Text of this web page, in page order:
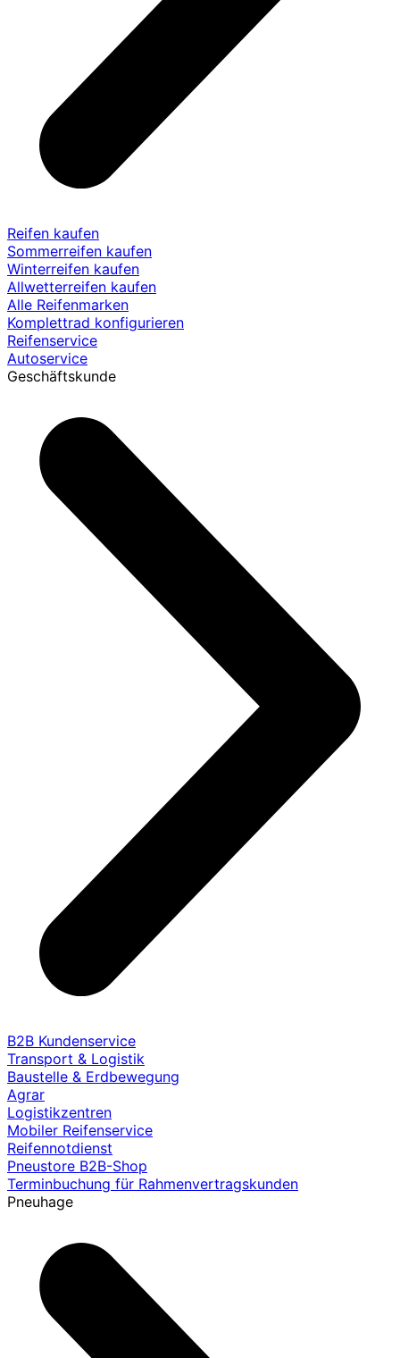
Reifen kaufen
Sommerreifen kaufen
Winterreifen kaufen
Allwetterreifen kaufen
Alle Reifenmarken
Komplettrad konfigurieren
Reifenservice
Autoservice
Geschäftskunde
B2B Kundenservice
Transport & Logistik
Baustelle & Erdbewegung
Agrar
Logistikzentren
Mobiler Reifenservice
Reifennotdienst
Pneustore B2B-Shop
Terminbuchung für Rahmenvertragskunden
Pneuhage